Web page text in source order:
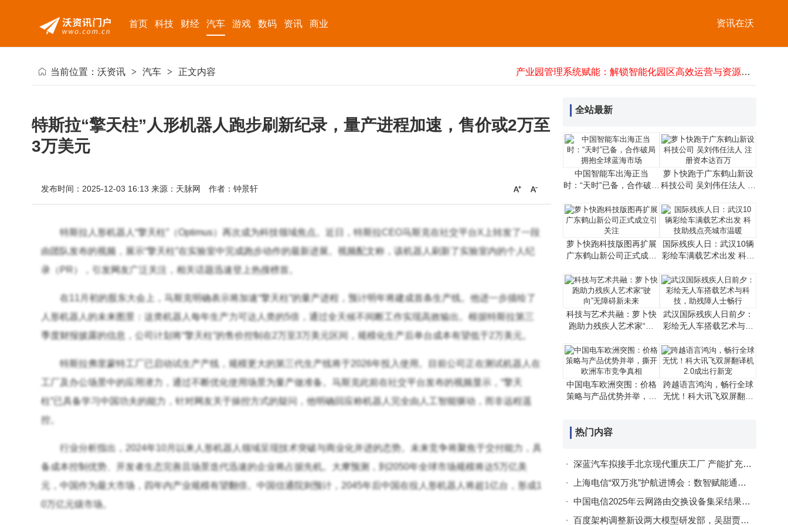
资讯在沃
首页 科技 财经 汽车 游戏 数码 资讯 商业
安徽广德“三件套”爆火出圈 跨省游客涌入尽享暖心之旅
产业园管理系统赋能：解锁智能化园区高效运营与资源优化新路径
光彩事业30年再启新程：民营企业如何以行动绘就共富新画卷？
当前位置： 沃资讯 > 汽车 > 正文内容
特斯拉“擎天柱”人形机器人跑步刷新纪录，量产进程加速，售价或2万至
3万美元
发布时间：2025-12-03 16:13 来源：天脉网 作者：钟景轩
特斯拉人形机器人“擎天柱”（Optimus）再次成为科技领域焦点。近日，特斯拉CEO马斯克在社交平台X上转发了一段
由团队发布的视频，展示“擎天柱”在实验室中完成跑步动作的最新进展。视频配文称，该机器人刷新了实验室内的个人纪
录（PR），引发网友广泛关注，相关话题迅速登上热搜榜首。
在11月初的股东大会上，马斯克明确表示将加速“擎天柱”的量产进程，预计明年将建成首条生产线。他进一步描绘了
人形机器人的未来图景：这类机器人每年生产力可达人类的5倍，通过全天候不间断工作实现高效输出。根据特斯拉第三
季度财报披露的信息，公司计划将“擎天柱”的售价控制在2万至3万美元区间，规模化生产后单台成本有望低于2万美元。
特斯拉弗里蒙特工厂已启动试生产产线，规模更大的第三代生产线将于2026年投入使用。目前公司正在测试机器人在
工厂及办公场景中的应用潜力，通过不断优化使用场景为量产做准备。马斯克此前在社交平台发布的视频显示，“擎天
柱”已具备学习中国功夫的能力，针对网友关于操控方式的疑问，他明确回应称机器人完全由人工智能驱动，而非远程遥
控。
行业分析指出，2024年10月以来人形机器人领域呈现技术突破与商业化并进的态势。未来竞争将聚焦于交付能力，具
备成本控制优势、开发者生态完善且场景迭代迅速的企业将占据先机。大摩预测，到2050年全球市场规模将达5万亿美
元，中国作为最大市场，四年内产业规模有望翻倍。中国信通院则预计，2045年后中国在役人形机器人将超1亿台，形成1
0万亿元级市场。
全站最新
中国智能车出海正当
时：“天时”已备，合作破局
萝卜快跑于广东鹤山新设
科技公司 吴刘伟任法人 注
萝卜快跑科技版图再扩展
广东鹤山新公司正式成立
国际残疾人日：武汉10辆
彩绘车满载艺术出发 科技
科技与艺术共融：萝卜快
跑助力残疾人艺术家“驶
武汉国际残疾人日前夕：
彩绘无人车搭载艺术与科
中国电车欧洲突围：价格
策略与产品优势并举，撕
跨越语言鸿沟，畅行全球
无忧！科大讯飞双屏翻译
热门内容
深蓝汽车拟接手北京现代重庆工厂 产能扩充或解交付难题待时间验证
上海电信“双万兆”护航进博会：数智赋能通信保障，服务跨越语言距离
中国电信2025年云网路由交换设备集采结果揭晓：新华三全标包，多家企业入围
百度架构调整新设两大模型研发部，吴甜贾磊领衔直报李彦宏